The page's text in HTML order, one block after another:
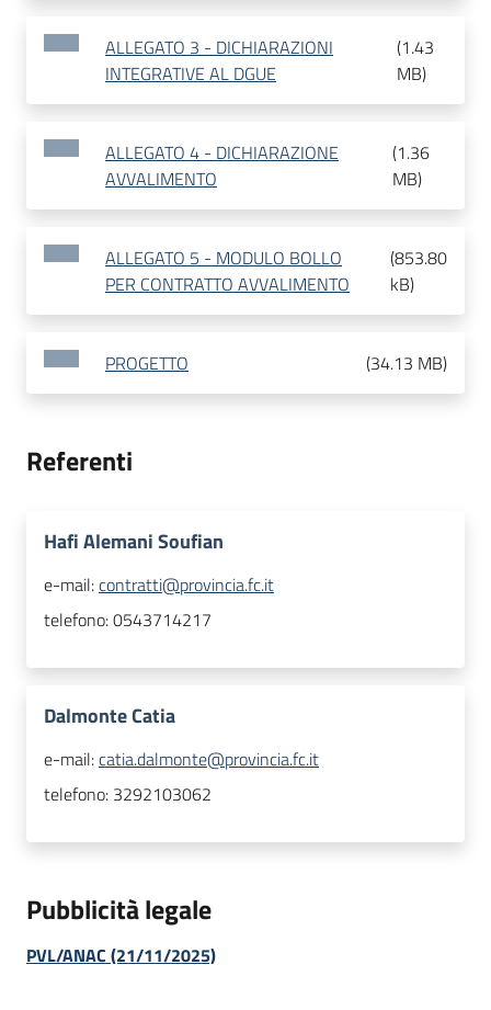
ALLEGATO 3 - DICHIARAZIONI
INTEGRATIVE AL DGUE
(1.43
MB)
ALLEGATO 4 - DICHIARAZIONE
AVVALIMENTO
(1.36
MB)
ALLEGATO 5 - MODULO BOLLO
PER CONTRATTO AVVALIMENTO
(853.80
kB)
PROGETTO (34.13 MB)
Referenti
Hafi Alemani Soufian
e-mail:contratti@provincia.fc.it
telefono:0543714217
Dalmonte Catia
e-mail:catia.dalmonte@provincia.fc.it
telefono: 3292103062
Pubblicità legale
PVL/ANAC (21/11/2025)